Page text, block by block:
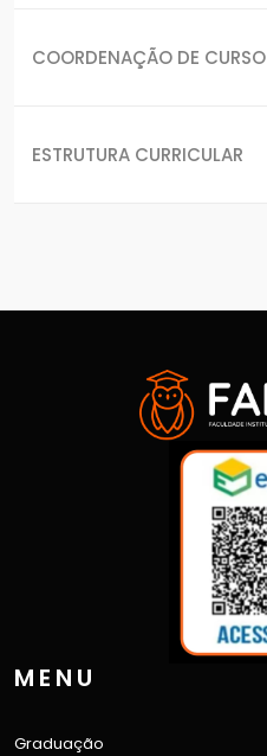
COORDENAÇÃO DE CURSO
ESTRUTURA CURRICULAR
MENU
Graduação